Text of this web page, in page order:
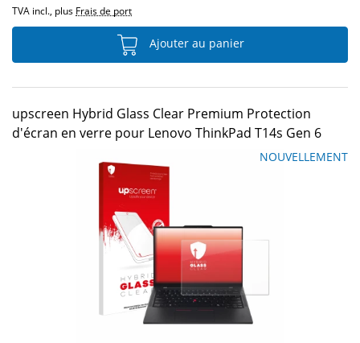
TVA incl., plus Frais de port
Ajouter au panier
upscreen Hybrid Glass Clear Premium Protection
d'écran en verre pour Lenovo ThinkPad T14s Gen 6
NOUVELLEMENT